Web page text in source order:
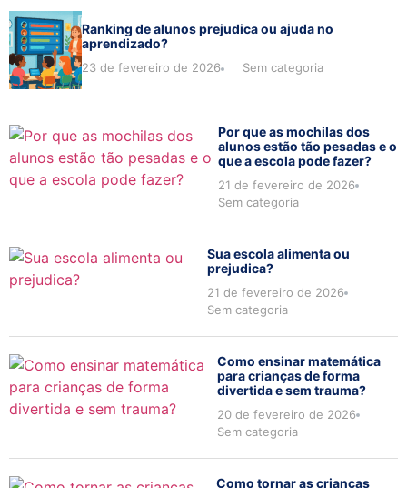
Ranking de alunos prejudica ou ajuda no
aprendizado?
23 de fevereiro de 2026 Sem categoria
Por que as mochilas dos
alunos estão tão pesadas e o
que a escola pode fazer?
21 de fevereiro de 2026
Sem categoria
Sua escola alimenta ou
prejudica?
21 de fevereiro de 2026
Sem categoria
Como ensinar matemática
para crianças de forma
divertida e sem trauma?
20 de fevereiro de 2026
Sem categoria
Como tornar as crianças